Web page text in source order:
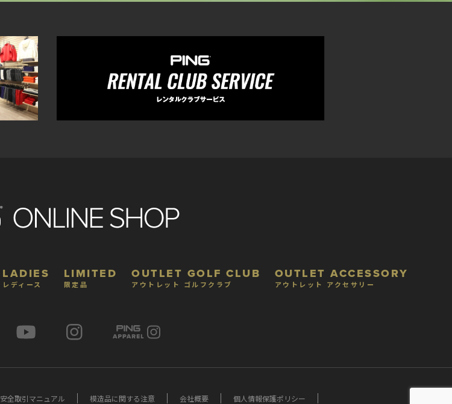
LADIES
レディース
LIMITED
限定品
OUTLET GOLF CLUB
アウトレット ゴルフクラブ
OUTLET ACCESSORY
アウトレット アクセサリー
安全取引マニュアル 模造品に関する注意 会社概要 個人情報保護ポリシー